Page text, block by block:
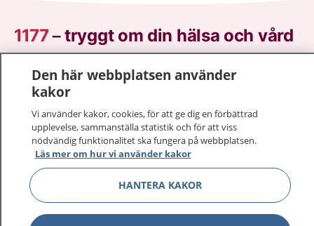
1177–tryggt om din hälsa och vård
På 1177.se får du råd om hälsa och information om
sjukdomar och vilka mottagningar du kan kontakta.
vårdärenden. Ring telefonnummer 1177 för
sjukvårdsrådgivning dygnet runt.
1177 ger dig råd när du vill må bättre.
Den här webbplatsen använder
kakor
Vi använder kakor, cookies, för att ge dig en förbättrad
upplevelse, sammanställa statistik och för att viss
nödvändig funktionalitet ska fungera på webbplatsen.
Läs mer om hur vi använder kakor
HANTERA KAKOR